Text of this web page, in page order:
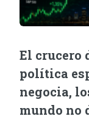
El crucero
política
negocia,
mundo no